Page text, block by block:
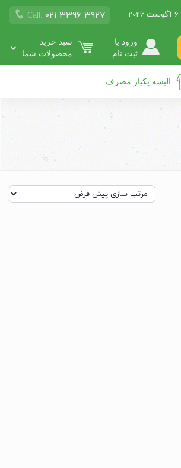
Call: 021 3396 3927
ورود یا
ثبت نام
سبد خرید
محصولات شما
البسه یکبار مصرف